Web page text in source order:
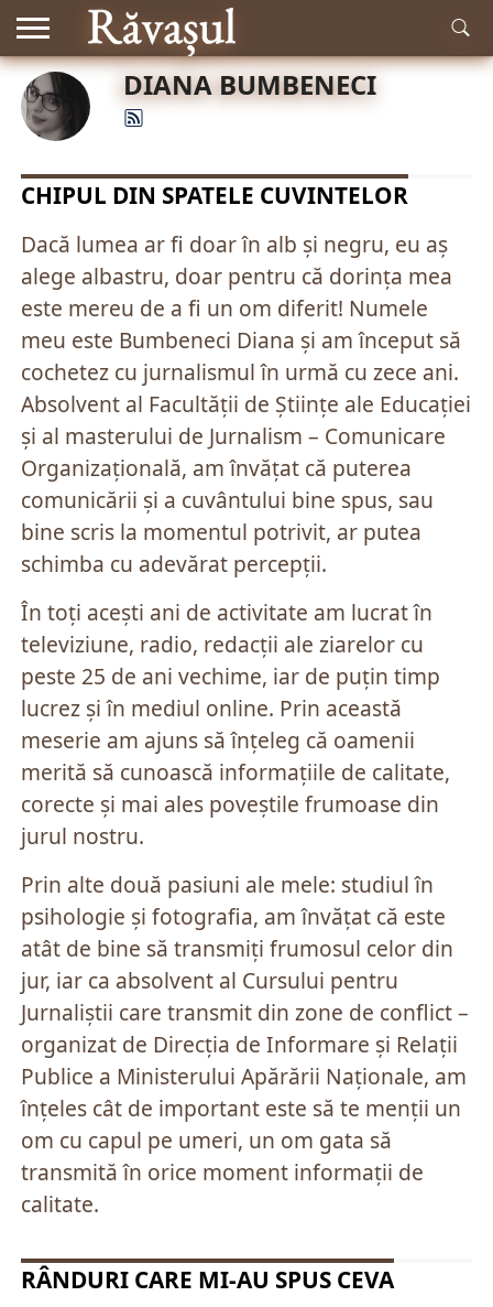
RĂDĂCINI
ISTORIE
MITOLOGIE
LITERATURĂ
MUZICĂ
EDUCAȚIE
NATURĂ
ȘI
ȘTIINȚĂ
ACTUALITATEDIANA BUMBENECI
CHIPUL DIN SPATELE CUVINTELOR
Dacă lumea ar fi doar în alb și negru, eu aș
alege albastru, doar pentru că dorința mea
este mereu de a fi un om diferit! Numele
meu este Bumbeneci Diana și am început să
cochetez cu jurnalismul în urmă cu zece ani.
Absolvent al Facultății de Științe ale Educației
și al masterului de Jurnalism – Comunicare
Organizațională, am învățat că puterea
comunicării și a cuvântului bine spus, sau
bine scris la momentul potrivit, ar putea
schimba cu adevărat percepții.
În toți acești ani de activitate am lucrat în
televiziune, radio, redacții ale ziarelor cu
peste 25 de ani vechime, iar de puțin timp
lucrez și în mediul online. Prin această
meserie am ajuns să înțeleg că oamenii
merită să cunoască informațiile de calitate,
corecte și mai ales poveștile frumoase din
jurul nostru.
Prin alte două pasiuni ale mele: studiul în
psihologie și fotografia, am învățat că este
atât de bine să transmiți frumosul celor din
jur, iar ca absolvent al Cursului pentru
Jurnaliștii care transmit din zone de conflict –
organizat de Direcția de Informare și Relații
Publice a Ministerului Apărării Naționale, am
înțeles cât de important este să te menții un
om cu capul pe umeri, un om gata să
transmită în orice moment informații de
calitate.
RÂNDURI CARE MI-AU SPUS CEVA